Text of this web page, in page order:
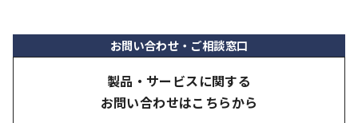
お問い合わせ・ご相談窓口
製品・サービスに関する
お問い合わせはこちらから